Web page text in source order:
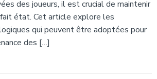
des joueurs, il est crucial de maintenir
état. Cet article explore les
qui peuvent être adoptées pour
des […]